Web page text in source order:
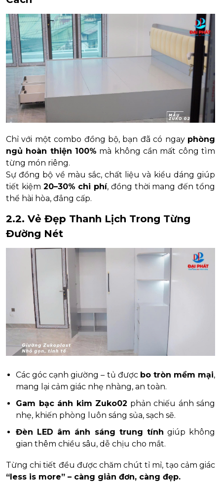
Chỉ với một combo đồng bộ, bạn đã có ngay phòng
ngủ hoàn thiện 100% mà không cần mất công tìm
từng món riêng.
Sự đồng bộ về màu sắc, chất liệu và kiểu dáng giúp
tiết kiệm 20–30% chi phí, đồng thời mang đến tổng
thể hài hòa, đẳng cấp.
2.2. Vẻ Đẹp Thanh Lịch Trong Từng
Đường Nét
Các góc cạnh giường – tủ được bo tròn mềm mại,
mang lại cảm giác nhẹ nhàng, an toàn.
Gam bạc ánh kim Zuko02 phản chiếu ánh sáng
nhẹ, khiến phòng luôn sáng sủa, sạch sẽ.
Đèn LED âm ánh sáng trung tính giúp không
gian thêm chiều sâu, dễ chịu cho mắt.
Từng chi tiết đều được chăm chút tỉ mỉ, tạo cảm giác
“less is more” – càng giản đơn, càng đẹp.